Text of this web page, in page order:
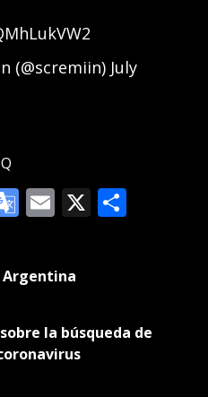
(@scremiin) July
Google
Email
X
Argentina
la búsqueda de